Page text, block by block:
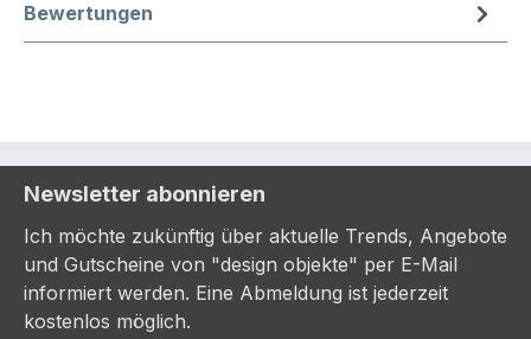
Bewertungen
Newsletter abonnieren
Ich möchte zukünftig über aktuelle Trends, Angebote
und Gutscheine von "design objekte" per E-Mail
informiert werden. Eine Abmeldung ist jederzeit
kostenlos möglich.